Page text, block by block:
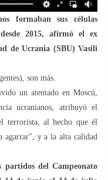
formaban sus células
2015, afirmó el ex
de Ucrania (SBU) Vasili
son más.
un atentado en Moscú,
ucranianos, atribuyó el
terrorista, al hecho que él
agarrar", y a la alta calidad
del Campeonato